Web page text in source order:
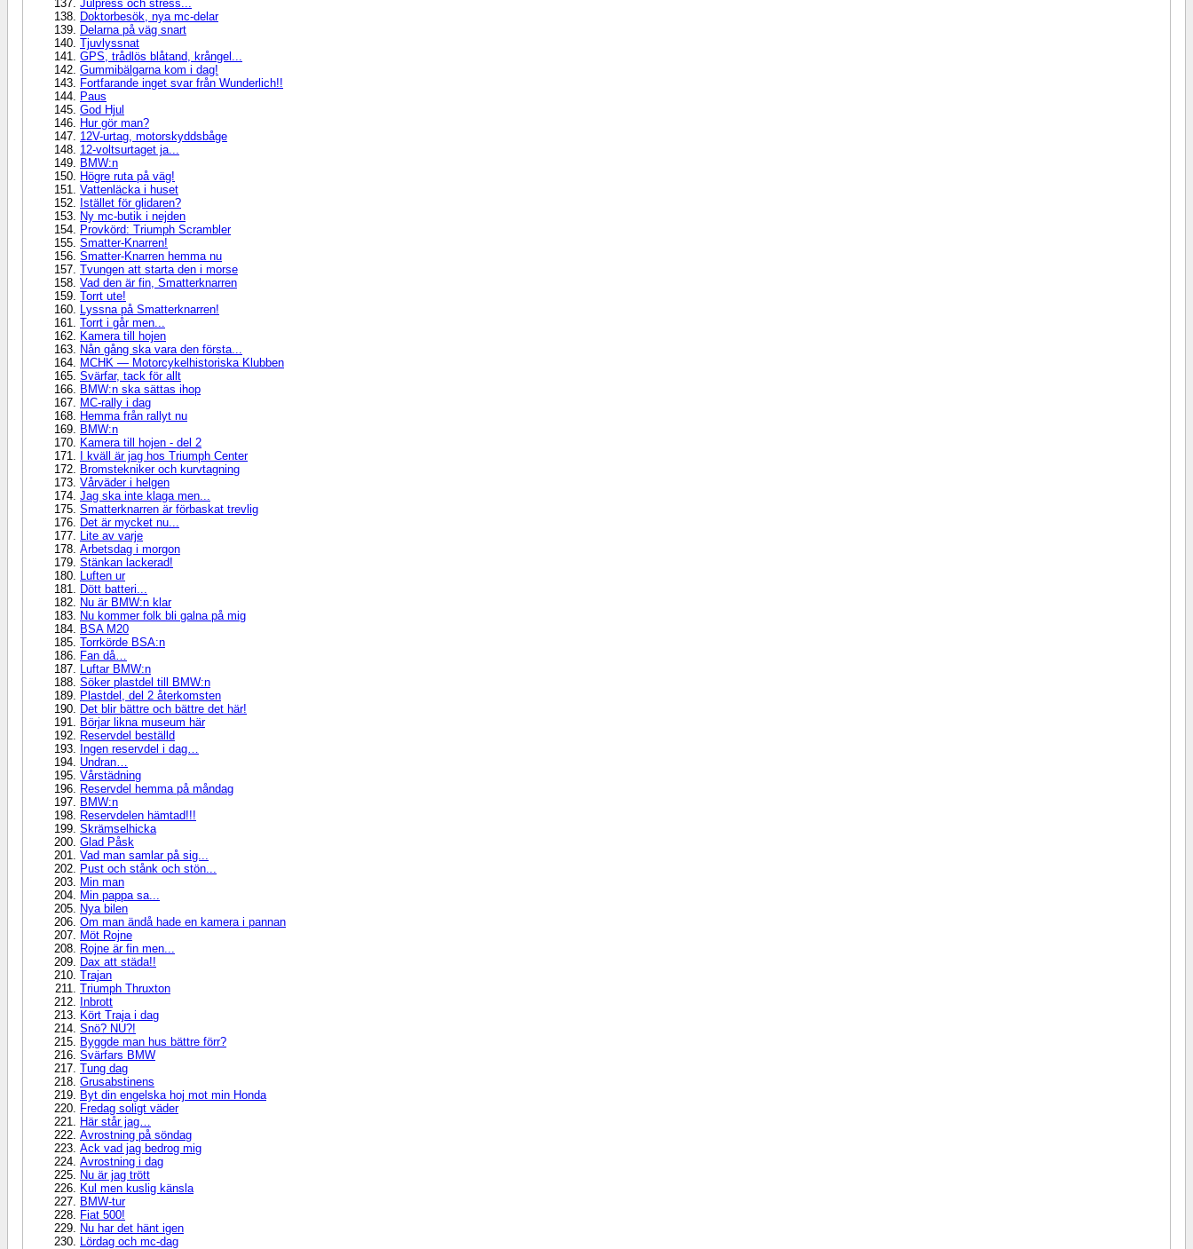
Julpress och stress...
Doktorbesök, nya mc-delar
Delarna på väg snart
Tjuvlyssnat
GPS, trådlös blåtand, krångel...
Gummibälgarna kom i dag!
Fortfarande inget svar från Wunderlich!!
Paus
God Hjul
Hur gör man?
12V-urtag, motorskyddsbåge
12-voltsurtaget ja...
BMW:n
Högre ruta på väg!
Vattenläcka i huset
Istället för glidaren?
Ny mc-butik i nejden
Provkörd: Triumph Scrambler
Smatter-Knarren!
Smatter-Knarren hemma nu
Tvungen att starta den i morse
Vad den är fin, Smatterknarren
Torrt ute!
Lyssna på Smatterknarren!
Torrt i går men...
Kamera till hojen
Nån gång ska vara den första...
MCHK — Motorcykelhistoriska Klubben
Svärfar, tack för allt
BMW:n ska sättas ihop
MC-rally i dag
Hemma från rallyt nu
BMW:n
Kamera till hojen - del 2
I kväll är jag hos Triumph Center
Bromstekniker och kurvtagning
Vårväder i helgen
Jag ska inte klaga men...
Smatterknarren är förbaskat trevlig
Det är mycket nu...
Lite av varje
Arbetsdag i morgon
Stänkan lackerad!
Luften ur
Dött batteri...
Nu är BMW:n klar
Nu kommer folk bli galna på mig
BSA M20
Torrkörde BSA:n
Fan då…
Luftar BMW:n
Söker plastdel till BMW:n
Plastdel, del 2 återkomsten
Det blir bättre och bättre det här!
Börjar likna museum här
Reservdel beställd
Ingen reservdel i dag…
Undran…
Vårstädning
Reservdel hemma på måndag
BMW:n
Reservdelen hämtad!!!
Skrämselhicka
Glad Påsk
Vad man samlar på sig...
Pust och stånk och stön...
Min man
Min pappa sa...
Nya bilen
Om man ändå hade en kamera i pannan
Möt Rojne
Rojne är fin men...
Dax att städa!!
Trajan
Triumph Thruxton
Inbrott
Kört Traja i dag
Snö? NU?!
Byggde man hus bättre förr?
Svärfars BMW
Tung dag
Grusabstinens
Byt din engelska hoj mot min Honda
Fredag soligt väder
Här står jag…
Avrostning på söndag
Ack vad jag bedrog mig
Avrostning i dag
Nu är jag trött
Kul men kuslig känsla
BMW-tur
Fiat 500!
Nu har det hänt igen
Lördag och mc-dag